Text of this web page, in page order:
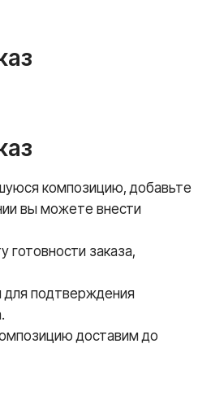
композицию, добавьте
вы можете внести
готовности заказа,
подтверждения
доставим до